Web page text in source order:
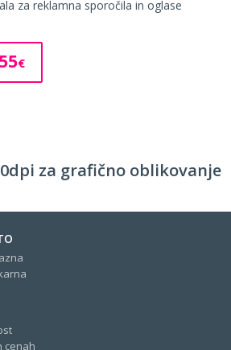
tiskovine za predstavitev
65€
za grafično oblikovanje
cenah